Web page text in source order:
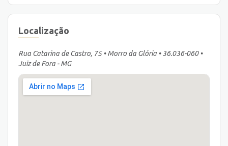
Localização
Rua Catarina de Castro, 75 • Morro da Glória • 36.036-060 •
Juiz de Fora - MG